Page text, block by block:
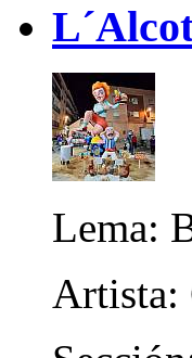
Lema:
Artista: